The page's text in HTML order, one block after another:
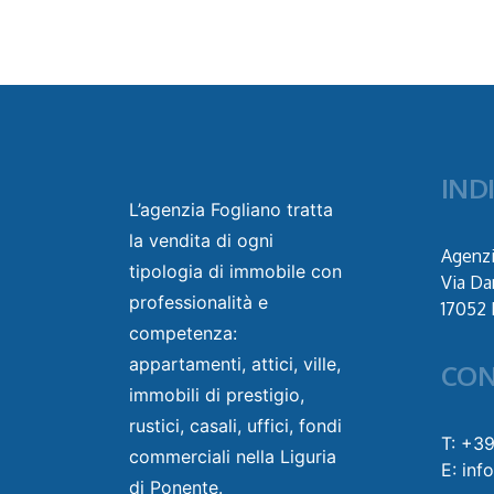
L’agenzia Fogliano tratta
la vendita di ogni
tipologia di immobile con
professionalità e
competenza:
appartamenti, attici, ville,
immobili di prestigio,
rustici, casali, uffici, fondi
commerciali nella Liguria
di Ponente.
Via
17052
T:
E: